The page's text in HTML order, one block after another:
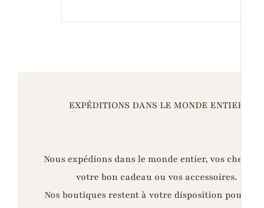
EXPÉDITIONS DANS LE MONDE ENTIER
Nous expédions dans le monde entier, vos chemises,
votre bon cadeau ou vos accessoires.
Nos boutiques restent à votre disposition pour vous